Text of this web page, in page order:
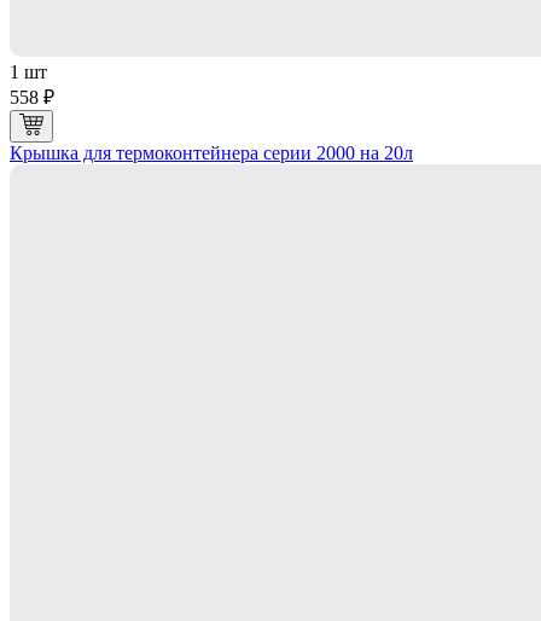
1 шт
558 ₽
Крышка для термоконтейнера серии 2000 на 20л